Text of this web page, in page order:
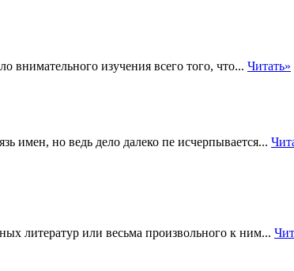
внимательного изучения всего того, что... Читать»
имен, но ведь дело далеко пе исчерпывается...
литератур или весьма произвольного к ним...